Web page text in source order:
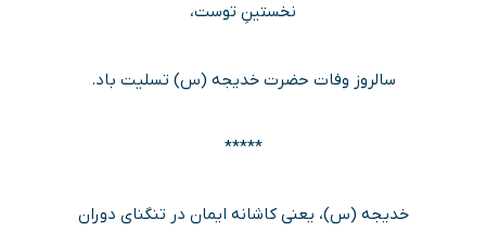
نخستینِ توست،
سالروز وفات حضرت خدیجه (س) تسلیت باد.
*****
خدیجه (س)، یعنی کاشانه ایمان در تنگنای دوران